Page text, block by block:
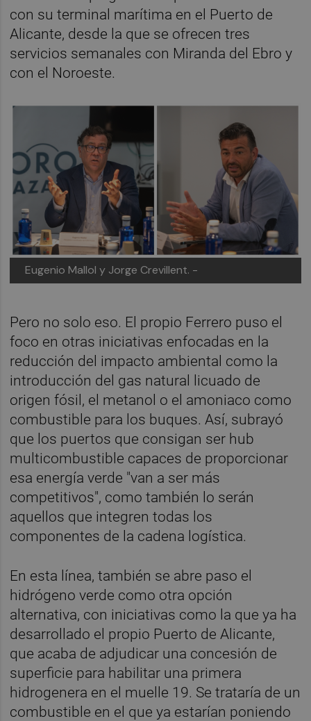
con su terminal marítima en el Puerto de
Alicante, desde la que se ofrecen tres
servicios semanales con Miranda del Ebro y
con el Noroeste.
Eugenio Mallol y Jorge Crevillent. -
Pero no solo eso. El propio Ferrero puso el
foco en otras iniciativas enfocadas en la
reducción del impacto ambiental como la
introducción del gas natural licuado de
origen fósil, el metanol o el amoniaco como
combustible para los buques. Así, subrayó
que los puertos que consigan ser hub
multicombustible capaces de proporcionar
esa energía verde "van a ser más
competitivos", como también lo serán
aquellos que integren todas los
componentes de la cadena logística.
En esta línea, también se abre paso el
hidrógeno verde como otra opción
alternativa, con iniciativas como la que ya ha
desarrollado el propio Puerto de Alicante,
que acaba de adjudicar una concesión de
superficie para habilitar una primera
hidrogenera en el muelle 19. Se trataría de un
combustible en el que ya estarían poniendo